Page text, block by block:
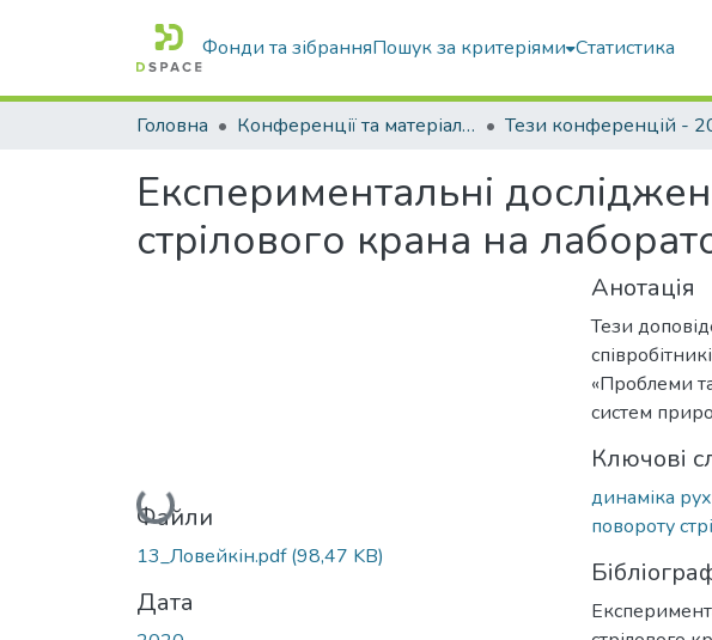
Фонди та зібранняПошук за критеріями Статистика
Головна Конференції та матеріали конференцій Тези конференцій -
Експериментальні
стрілового крана на
Вантажиться...
Файли
13_Ловейкін.pdf(98,47 KB)
Дата
Анотація
Тези
«Проблеми
систем
Ключові
динаміка
повороту